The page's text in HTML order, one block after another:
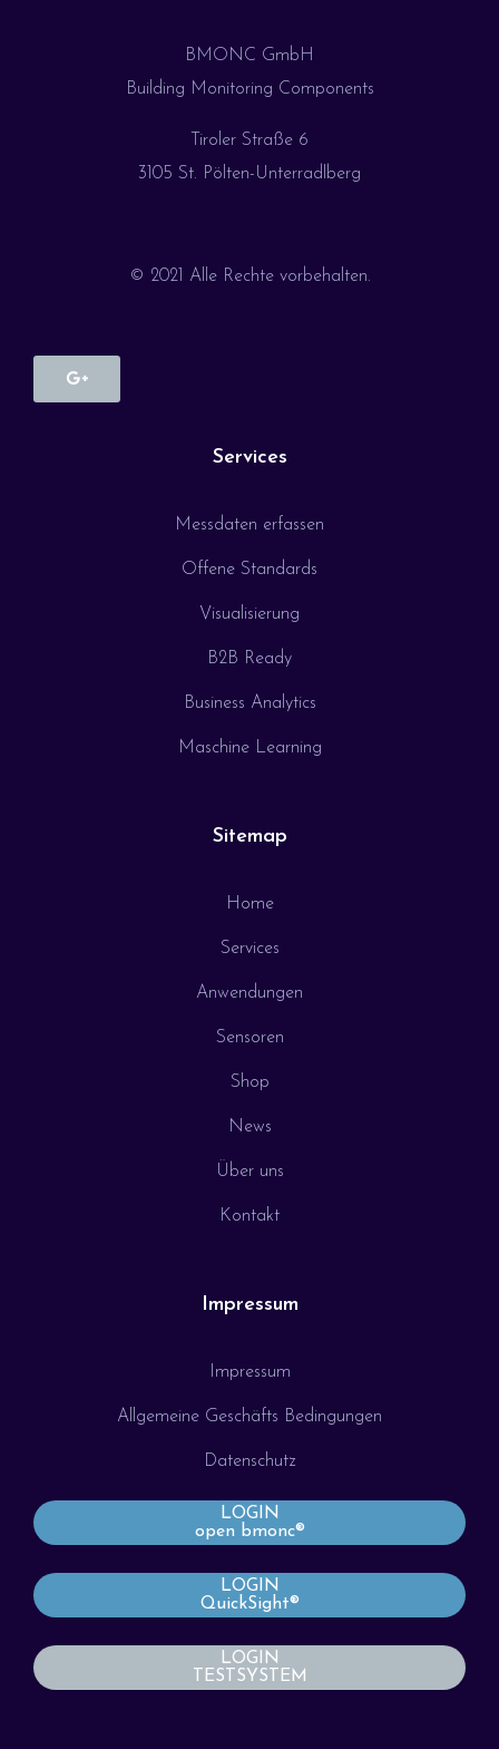
BMONC GmbH
Building Monitoring Components
Tiroler Straße 6
3105 St. Pölten-Unterradlberg
© 2021 Alle Rechte vorbehalten.
Services
Messdaten erfassen
Offene Standards
Visualisierung
B2B Ready
Business Analytics
Maschine Learning
Sitemap
Home
Services
Anwendungen
Sensoren
Shop
News
Über uns
Kontakt
Impressum
Impressum
Allgemeine Geschäfts Bedingungen
Datenschutz
LOGIN
open bmonc®
LOGIN
QuickSight®
LOGIN
TESTSYSTEM